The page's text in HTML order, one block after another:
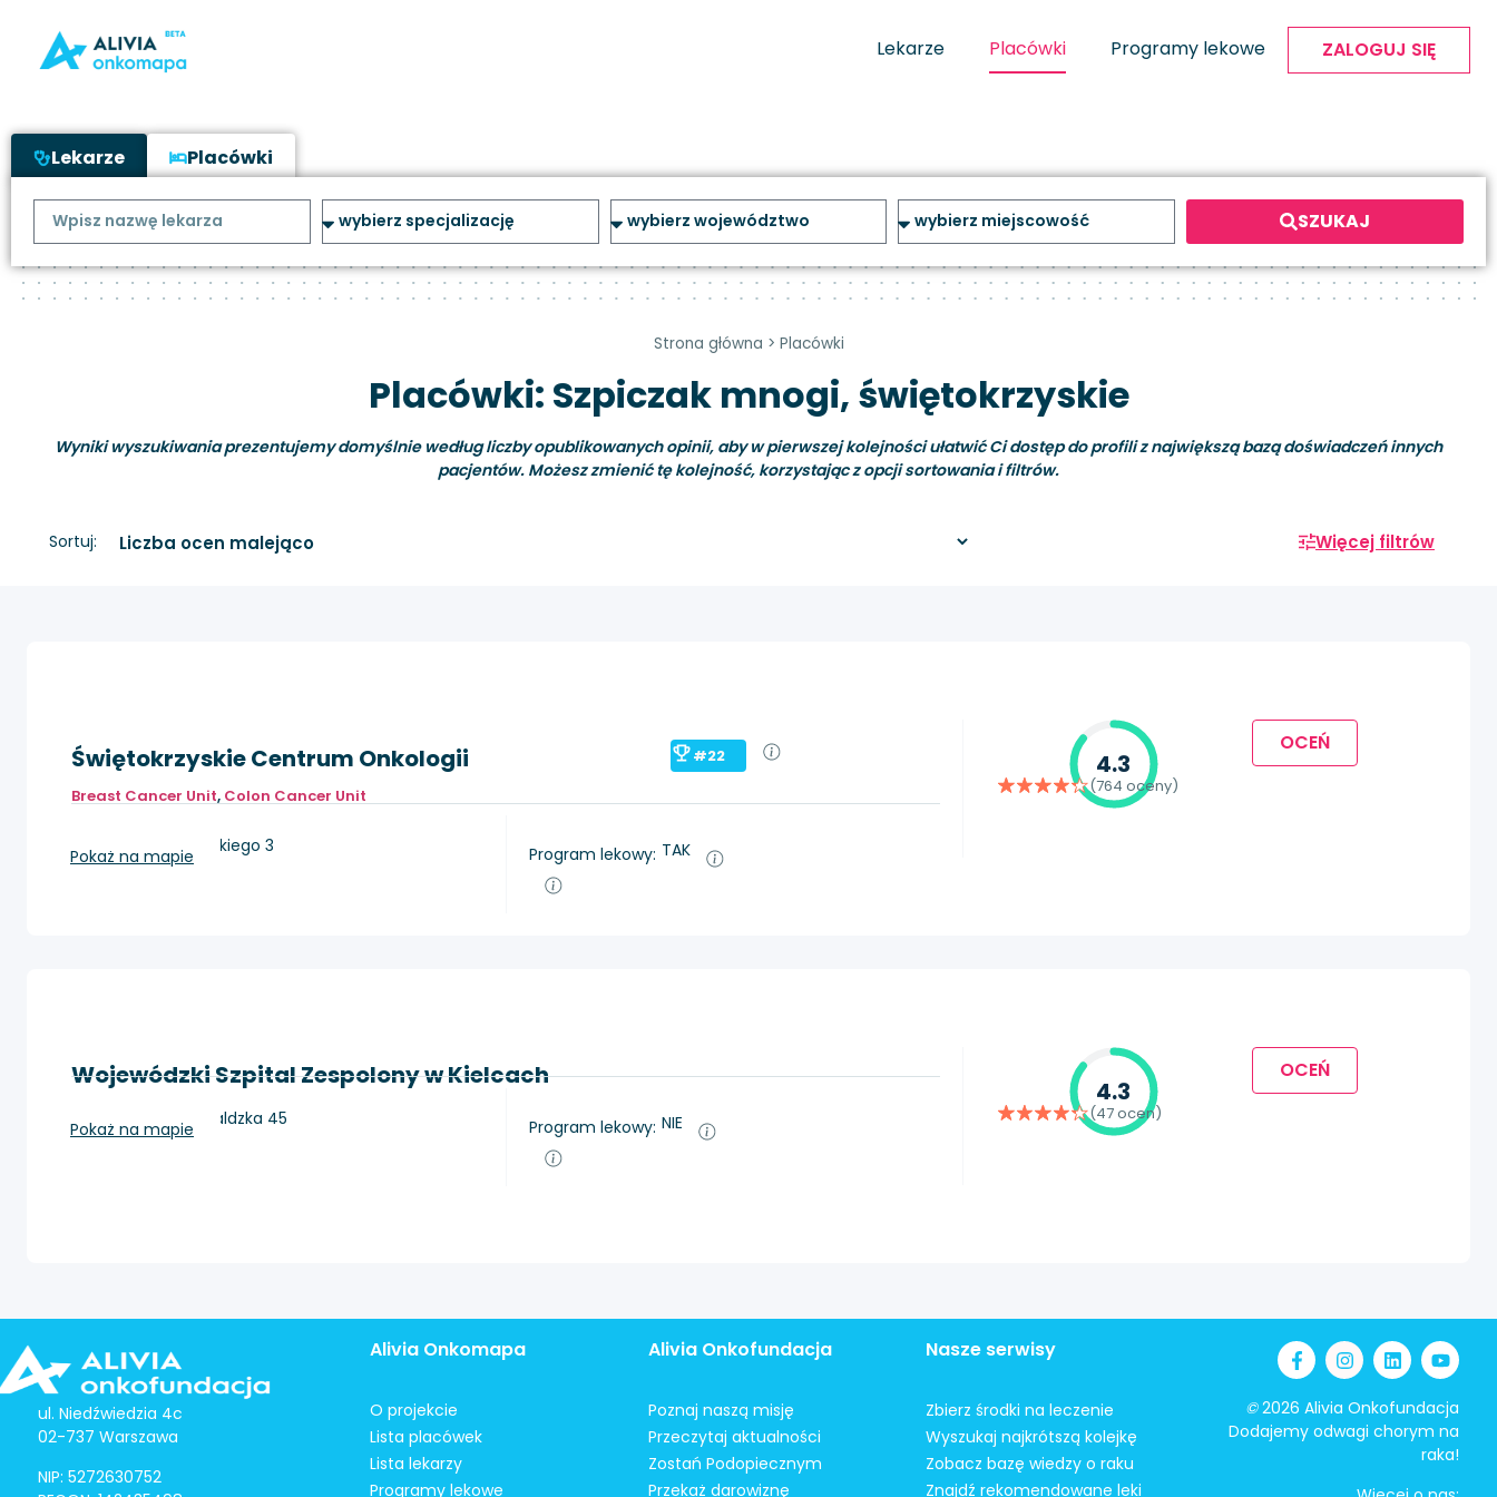
Lekarze Placówki Programy lekowe ZALOGUJ SIĘ
Lekarze Placówki
SZUKAJ
Strona główna > Placówki
Placówki: Szpiczak mnogi, świętokrzyskie
Wyniki wyszukiwania prezentujemy domyślnie według liczby opublikowanych opinii, aby w pierwszej kolejności ułatwić Ci dostęp do profili z największą bazą doświadczeń innych
pacjentów. Możesz zmienić tę kolejność, korzystając z opcji sortowania i filtrów.
Sortuj: Więcej filtrów
Świętokrzyskie Centrum Onkologii
#22
Breast Cancer Unit, Colon Cancer Unit
Kielce, ul. Artwińskiego 3
Pokaż na mapie Program lekowy: TAK
4.3
(764 oceny)
OCEŃ
Wojewódzki Szpital Zespolony w Kielcach
Kielce, ul. Grunwaldzka 45
Pokaż na mapie Program lekowy: NIE
4.3
(47 ocen)
OCEŃ
ul. Niedźwiedzia 4c
02-737 Warszawa
NIP: 5272630752
Alivia Onkomapa
O projekcie
Lista placówek
Lista lekarzy
Programy lekowe
Alivia Onkofundacja
Poznaj naszą misję
Przeczytaj aktualności
Zostań Podopiecznym
Przekaż darowiznę
Nasze serwisy
Zbierz środki na leczenie
Wyszukaj najkrótszą kolejkę
Zobacz bazę wiedzy o raku
Znajdź rekomendowane leki
©2026 Alivia Onkofundacja
Dodajemy odwagi chorym na
raka!